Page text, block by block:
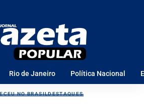
Rio de Janeiro Política Nacional
NO BRASILDESTAQUES